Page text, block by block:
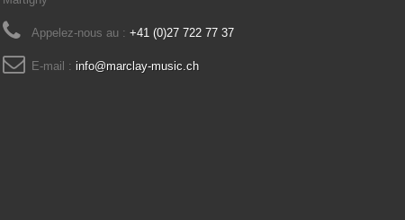
Appelez-nous au : +41 (0)27 722 77 37
E-mail : info@marclay-music.ch